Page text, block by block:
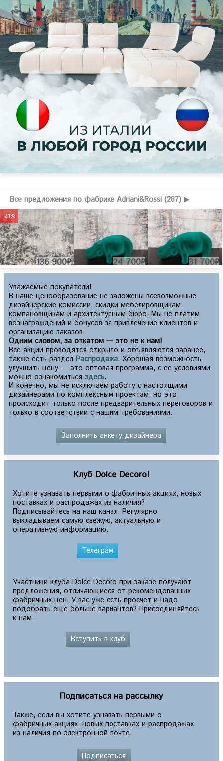
Все предложения по фабрике Adriani&Rossi (287) ▶
172 300₽
136 900₽
-21%
24 700₽ 31 700₽
Уважаемые покупатели!
В наше ценообразование не заложены всевозможные
дизайнерские комиссии, скидки мебелировщикам,
компановщикам и архитектурным бюро. Мы не платим
вознаграждений и бонусов за привлечение клиентов и
организацию заказов.
Одним словом, за откатом — это не к нам!
Все акции проводятся открыто и объявляются заранее,
также есть раздел Распродажа. Хорошая возможность
улучшить цену — это оптовая программа, с ее условиями
можно ознакомиться здесь.
И конечно, мы не исключаем работу с настоящими
дизайнерами по комплексным проектам, но это
происходит только после предварительных переговоров и
только в соответствии с нашим требованиями.
Заполнить анкету дизайнера
Клуб Dolce Decoro!
Хотите узнавать первыми о фабричных акциях, новых
поставках и распродажах из наличия?
Подписывайтесь на наш канал. Регулярно
выкладываем самую свежую, актуальную и
оперативную информацию.
Телеграм
Участники клуба Dolce Decoro при заказе получают
предложения, отличающиеся от рекомендованных
фабричных цен. У вас уже есть просчет и надо
подобрать еще больше вариантов? Присоединяйтесь
к нам.
Вступить в клуб
Подписаться на рассылку
Также, если вы хотите узнавать первыми о
фабричных акциях, новых поставках и распродажах
из наличия по электронной почте.
Подписаться